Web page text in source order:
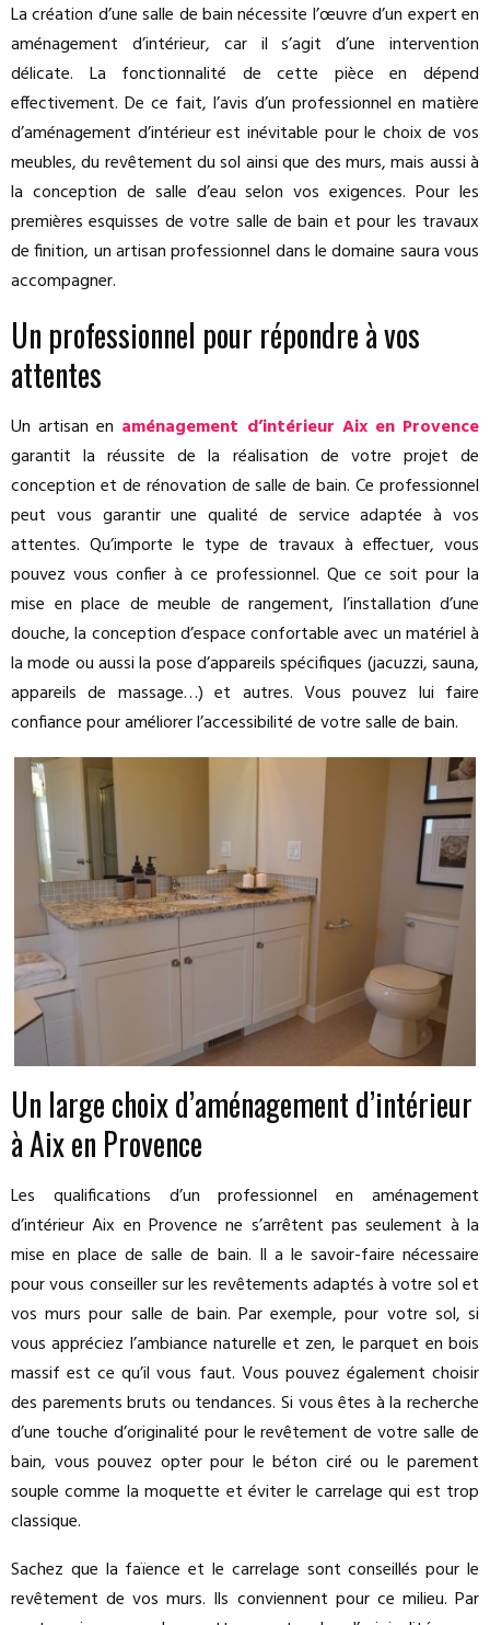
La création d’une salle de bain nécessite l’œuvre d’un expert en
aménagement d’intérieur, car il s’agit d’une intervention
délicate. La fonctionnalité de cette pièce en dépend
effectivement. De ce fait, l’avis d’un professionnel en matière
d’aménagement d’intérieur est inévitable pour le choix de vos
meubles, du revêtement du sol ainsi que des murs, mais aussi à
la conception de salle d’eau selon vos exigences. Pour les
premières esquisses de votre salle de bain et pour les travaux
de finition, un artisan professionnel dans le domaine saura vous
accompagner.
Un professionnel pour répondre à vos
attentes
Un artisan en aménagement d’intérieur Aix en Provence
garantit la réussite de la réalisation de votre projet de
conception et de rénovation de salle de bain. Ce professionnel
peut vous garantir une qualité de service adaptée à vos
attentes. Qu’importe le type de travaux à effectuer, vous
pouvez vous confier à ce professionnel. Que ce soit pour la
mise en place de meuble de rangement, l’installation d’une
douche, la conception d’espace confortable avec un matériel à
la mode ou aussi la pose d’appareils spécifiques (jacuzzi, sauna,
appareils de massage…) et autres. Vous pouvez lui faire
confiance pour améliorer l’accessibilité de votre salle de bain.
Un large choix d’aménagement d’intérieur
à Aix en Provence
Les qualifications d’un professionnel en aménagement
d’intérieur Aix en Provence ne s’arrêtent pas seulement à la
mise en place de salle de bain. Il a le savoir-faire nécessaire
pour vous conseiller sur les revêtements adaptés à votre sol et
vos murs pour salle de bain. Par exemple, pour votre sol, si
vous appréciez l’ambiance naturelle et zen, le parquet en bois
massif est ce qu’il vous faut. Vous pouvez également choisir
des parements bruts ou tendances. Si vous êtes à la recherche
d’une touche d’originalité pour le revêtement de votre salle de
bain, vous pouvez opter pour le béton ciré ou le parement
souple comme la moquette et éviter le carrelage qui est trop
classique.
Sachez que la faïence et le carrelage sont conseillés pour le
revêtement de vos murs. Ils conviennent pour ce milieu. Par